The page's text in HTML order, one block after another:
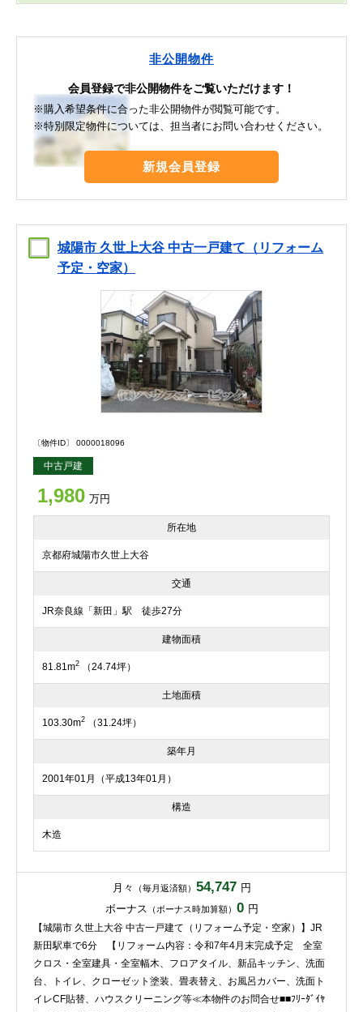
非公開物件
会員登録で非公開物件をご覧いただけます！
※購入希望条件に合った非公開物件が閲覧可能です。
※特別限定物件については、担当者にお問い合わせください。
新規会員登録
城陽市 久世上大谷 中古一戸建て（リフォーム
予定・空家）
〔物件ID〕 0000018096
中古戸建
1,980 万円
所在地
京都府城陽市久世上大谷
交通
JR奈良線「新田」駅 徒歩27分
建物面積
81.81m2 （24.74坪）
土地面積
103.30m2 （31.24坪）
築年月
2001年01月（平成13年01月）
構造
木造
月々 （毎月返済額） 54,747 円
ボーナス （ボーナス時加算額） 0 円
【城陽市 久世上大谷 中古一戸建て（リフォーム予定・空家）】JR
新田駅車で6分 【リフォーム内容：令和7年4月末完成予定 全室
クロス・全室建具・全室幅木、フロアタイル、新品キッチン、洗面
台、トイレ、クローゼット塗装、畳表替え、お風呂カバー、洗面ト
イレCF貼替、ハウスクリーニング等≪本物件のお問合せ■■ﾌﾘｰﾀﾞｲﾔ